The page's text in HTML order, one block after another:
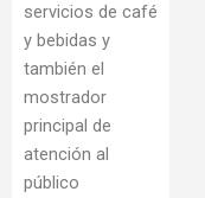
servicios de café
y bebidas y
también el
mostrador
principal de
atención al
público